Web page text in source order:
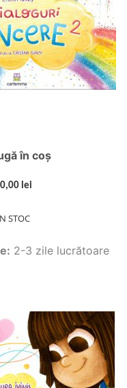
în coș
lei
STOC
2-3 zile lucrătoare